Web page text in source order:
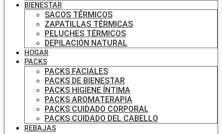
BIENESTAR
SACOS TÉRMICOS
ZAPATILLAS TÉRMICAS
PELUCHES TÉRMICOS
DEPILACIÓN NATURAL
HOGAR
PACKS
PACKS FACIALES
PACKS DE BIENESTAR
PACKS HIGIENE ÍNTIMA
PACKS AROMATERAPIA
PACKS CUIDADO CORPORAL
PACKS CUIDADO DEL CABELLO
REBAJAS